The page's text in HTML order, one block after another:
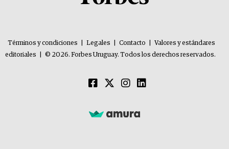
Términos y condiciones Legales Contacto
Valores y estándares
editoriales
© 2026. Forbes Uruguay. Todos los derechos reservados.